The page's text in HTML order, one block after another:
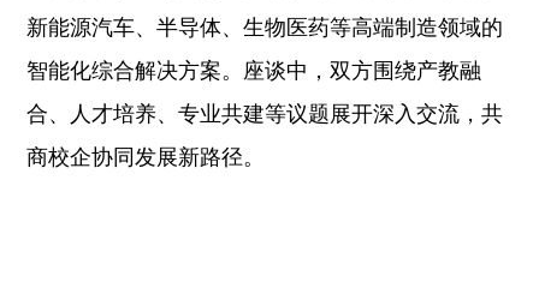
新能源汽车、半导体、生物医药等高端制造领域的
智能化综合解决方案。座谈中，双方围绕产教融
合、人才培养、专业共建等议题展开深入交流，共
商校企协同发展新路径。